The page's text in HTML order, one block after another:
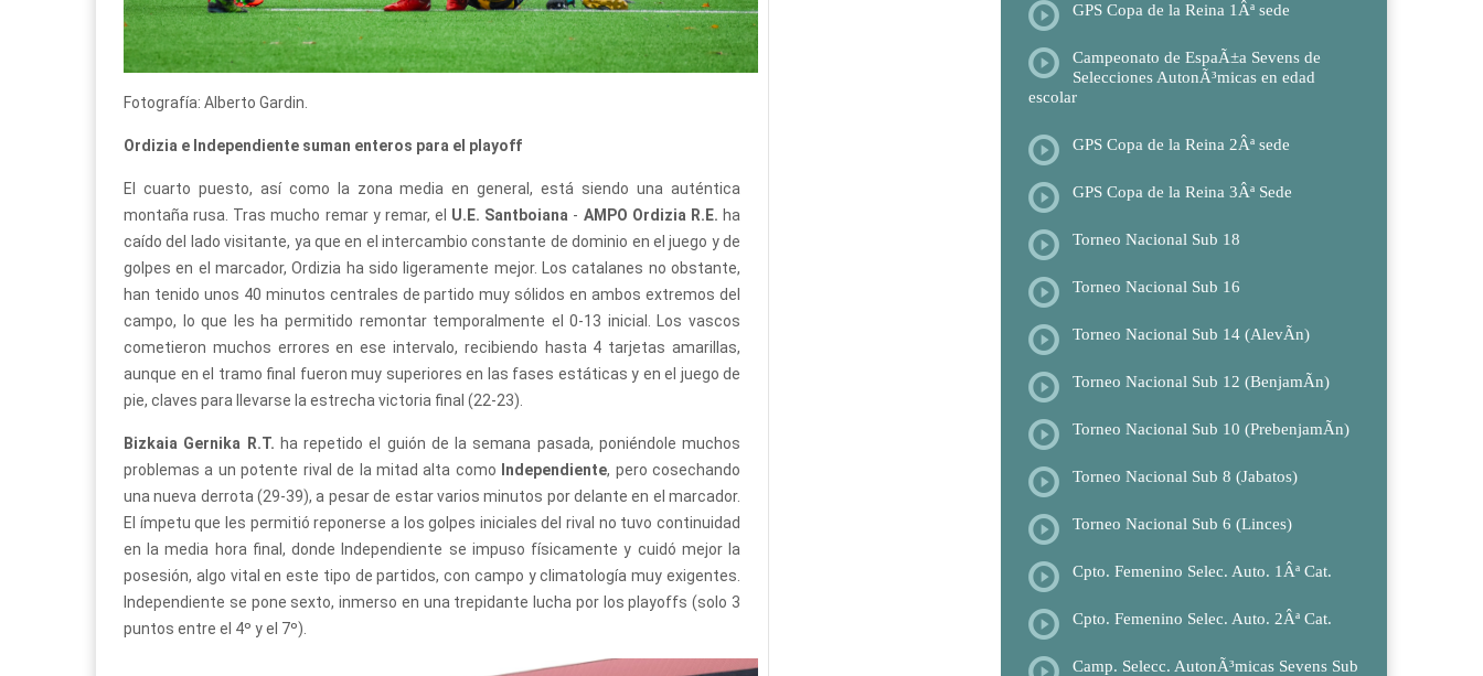
Fotografía: Alberto Gardin.
Ordizia e Independiente suman enteros para el playoff
El cuarto puesto, así como la zona media en general, está siendo una auténtica
montaña rusa. Tras mucho remar y remar, el U.E. Santboiana - AMPO Ordizia R.E. ha
caído del lado visitante, ya que en el intercambio constante de dominio en el juego y de
golpes en el marcador, Ordizia ha sido ligeramente mejor. Los catalanes no obstante,
han tenido unos 40 minutos centrales de partido muy sólidos en ambos extremos del
campo, lo que les ha permitido remontar temporalmente el 0-13 inicial. Los vascos
cometieron muchos errores en ese intervalo, recibiendo hasta 4 tarjetas amarillas,
aunque en el tramo final fueron muy superiores en las fases estáticas y en el juego de
pie, claves para llevarse la estrecha victoria final (22-23).
Bizkaia Gernika R.T. ha repetido el guión de la semana pasada, poniéndole muchos
problemas a un potente rival de la mitad alta como
Independiente, pero cosechando
una nueva derrota (29-39), a pesar de estar varios minutos por delante en el marcador.
El ímpetu que les permitió reponerse a los golpes iniciales del rival no tuvo continuidad
en la media hora final, donde Independiente se impuso físicamente y cuidó mejor la
posesión, algo vital en este tipo de partidos, con campo y climatología muy exigentes.
Independiente se pone sexto, inmerso en una trepidante lucha por los playoffs (solo 3
puntos entre el 4º y el 7º).
GPS Copa de la Reina 1Âª sede
Campeonato de EspaÃ±a Sevens de
Selecciones AutonÃ³micas en edad
escolar
GPS Copa de la Reina 2Âª sede
GPS Copa de la Reina 3Âª Sede
Torneo Nacional Sub 18
Torneo Nacional Sub 16
Torneo Nacional Sub 14 (AlevÃ­n)
Torneo Nacional Sub 12 (BenjamÃ­n)
Torneo Nacional Sub 10 (PrebenjamÃ­n)
Torneo Nacional Sub 8 (Jabatos)
Torneo Nacional Sub 6 (Linces)
Cpto. Femenino Selec. Auto. 1Âª Cat.
Cpto. Femenino Selec. Auto. 2Âª Cat.
Camp. Selecc. AutonÃ³micas Sevens Sub